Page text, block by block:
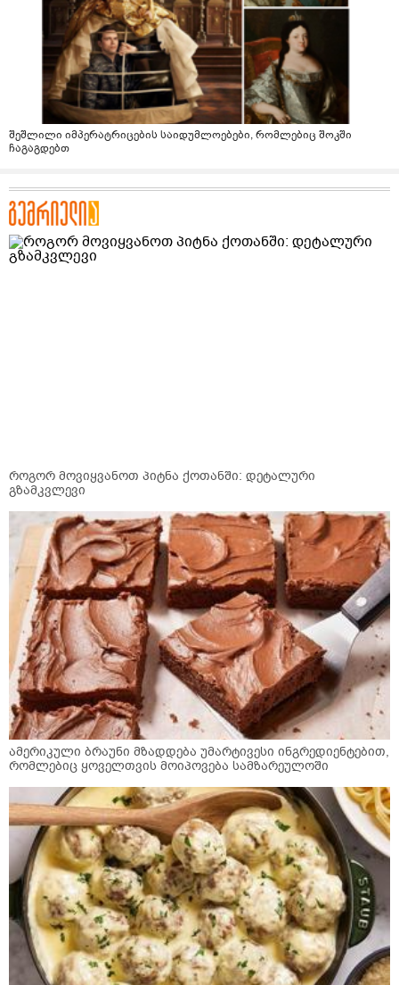
შეშლილი იმპერატრიცების საიდუმლოებები, რომლებიც შოკში
ჩაგაგდებთ
როგორ მოვიყვანოთ პიტნა ქოთანში: დეტალური
გზამკვლევი
ამერიკული ბრაუნი მზადდება უმარტივესი ინგრედიენტებით,
რომლებიც ყოველთვის მოიპოვება სამზარეულოში